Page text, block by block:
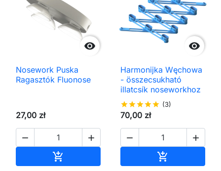

Nosework Puska
Ragasztók Fluonose
27,00 zł
 


Harmonijka Węchowa
- összecsukható
illatcsík noseworkhoz
starstarstarstarstar (3)
70,00 zł
 
